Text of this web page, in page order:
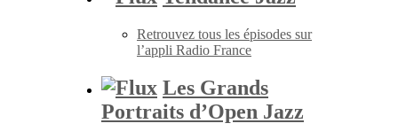
Retrouvez tous les épisodes sur
l’appli Radio France
Les Grands
Portraits d’Open Jazz